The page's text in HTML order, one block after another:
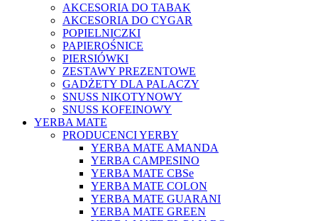
AKCESORIA DO TABAK
AKCESORIA DO CYGAR
POPIELNICZKI
PAPIEROŚNICE
PIERSIÓWKI
ZESTAWY PREZENTOWE
GADŻETY DLA PALACZY
SNUSS NIKOTYNOWY
SNUSS KOFEINOWY
YERBA MATE
PRODUCENCI YERBY
YERBA MATE AMANDA
YERBA CAMPESINO
YERBA MATE CBSe
YERBA MATE COLON
YERBA MATE GUARANI
YERBA MATE GREEN